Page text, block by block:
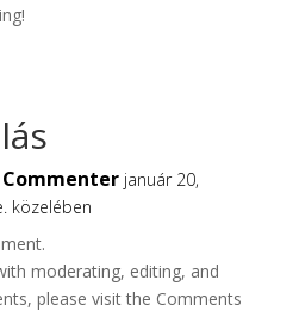
Commenter január 20,
közelében
moderating, editing, and
please visit the Comments